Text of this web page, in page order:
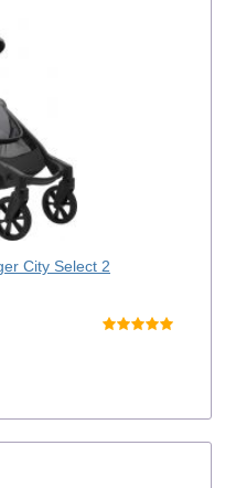
City Select 2